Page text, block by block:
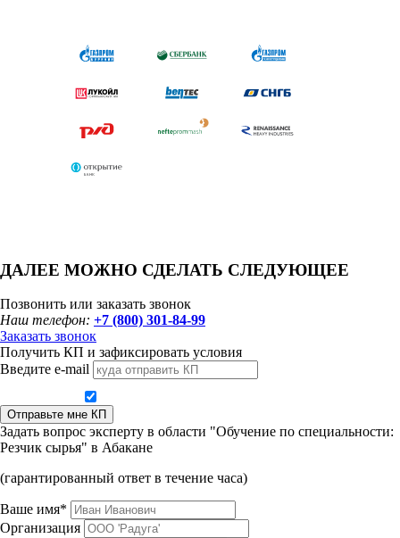
ДАЛЕЕ МОЖНО СДЕЛАТЬ СЛЕДУЮЩЕЕ
Позвонить или заказать звонок
Наш телефон: +7 (800) 301-84-99
Заказать звонок
Получить КП и зафиксировать условия
Введите e-mail
Отправьте мне КП
Задать вопрос эксперту в области "Обучение по специальности:
Резчик сырья" в Абакане
(гарантированный ответ в течение часа)
Ваше имя*
Организация